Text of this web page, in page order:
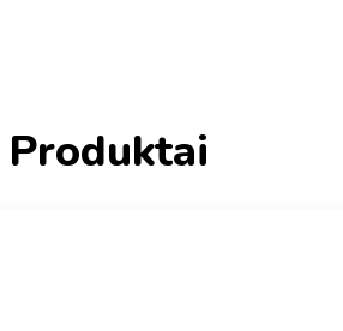
Produktai